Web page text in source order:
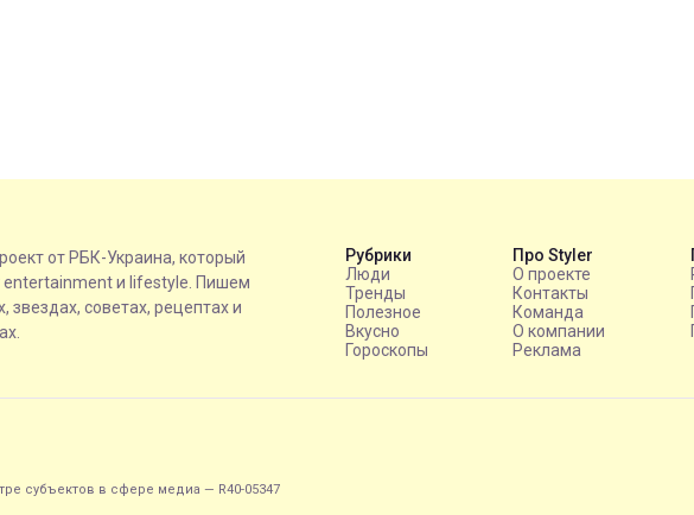
от РБК-Украина, который
entertainment и lifestyle. Пишем
звездах, советах, рецептах и
Рубрики
Люди
Тренды
Полезное
Вкусно
Гороскопы
Про Styler
О проекте
Контакты
Команда
О компании
Реклама
субъектов в сфере медиа — R40-05347